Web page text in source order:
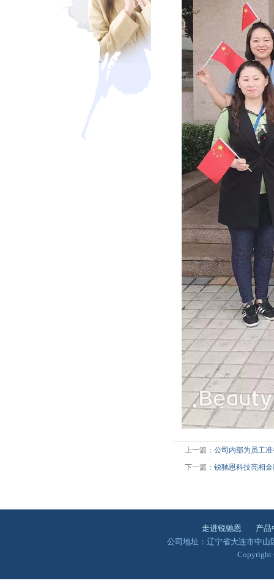
上一篇： 公司内部为员工
下一篇： 锐驰恩科技亮相
走进锐驰恩
产品
公司地址：辽宁省大连市中
Copyright